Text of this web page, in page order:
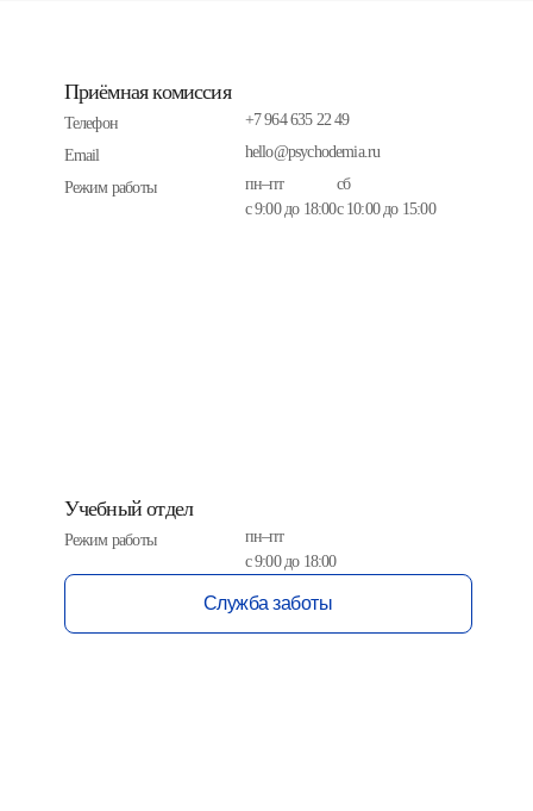
Приёмная комиссия
Телефон
+7 964 635 22 49
Email
hello@psychodemia.ru
Режим работы
пн–пт
с 9:00 до 18:00
сб
с 10:00 до 15:00
Учебный отдел
Режим работы
пн–пт
с 9:00 до 18:00
Служба заботы